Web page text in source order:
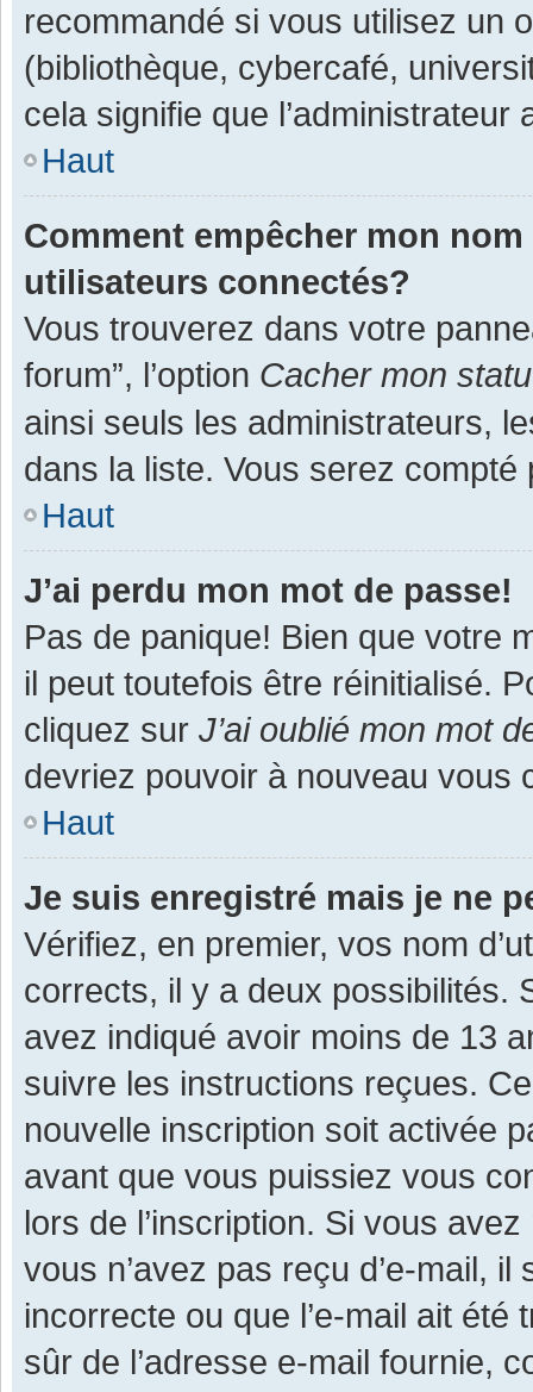
recommandé si vous utilisez un
(bibliothèque, cybercafé,
cela signifie que
Haut
Comment empêcher mon
utilisateurs connectés?
Vous trouverez dans votre
forum”, l’option Cacher mon
ainsi seuls les administrateurs,
dans la liste. Vous serez
Haut
J’ai perdu mon mot de passe!
Pas de panique! Bien que votre
il peut toutefois être réinitialisé.
cliquez sur J’ai oublié mon mot
devriez pouvoir à nouveau vous
Haut
Je suis enregistré mais je ne
Vérifiez, en premier, vos nom
corrects, il y a deux possibilités.
avez indiqué avoir moins de 13
suivre les instructions reçues.
nouvelle inscription soit activée
avant que vous puissiez vous
lors de l’inscription. Si vous
vous n’avez pas reçu d’e-mail,
incorrecte ou que l’e-mail ait
sûr de l’adresse e-mail fournie,